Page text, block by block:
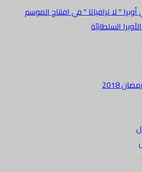
" لا ترافياتا " في افتتاح الموسم
السلطانيّة
2018